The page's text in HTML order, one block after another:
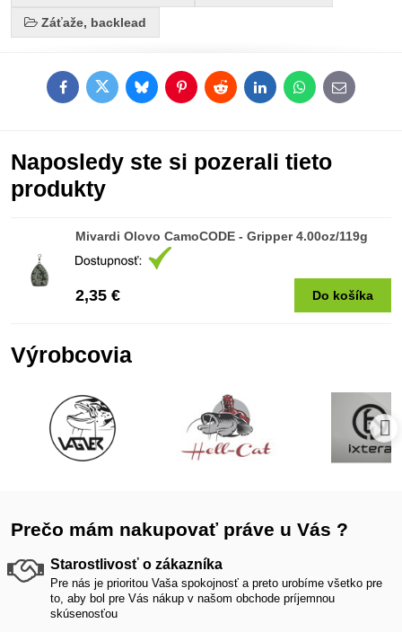
Záťaže, backlead
FacebookTwitterBlueskyPinterestRedditLinkedInWhatsApp
E-
mail
Naposledy ste si pozerali tieto
produkty
Mivardi Olovo CamoCODE - Gripper 4.00oz/119g
2,35 € Do košíka
Výrobcovia
Prečo mám nakupovať práve u Vás ?
Starostlivosť o zákazníka
Pre nás je prioritou Vaša spokojnosť a preto urobíme všetko pre
to, aby bol pre Vás nákup v našom obchode príjemnou
skúsenosťou